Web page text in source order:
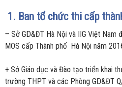
1. Ban tổ chức thi cấp
– Sở GD&ĐT Hà Nội và IIG Việt
MOS cấp Thành phố Hà Nội năm
+ Sở Giáo dục và Đào tạo triển khai
trường THPT và các Phòng GD&ĐT